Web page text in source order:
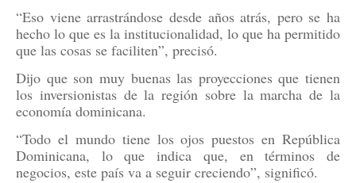
“Eso viene arrastrándose desde años atrás, pero se ha
hecho lo que es la institucionalidad, lo que ha permitido
que las cosas se faciliten”, precisó.
Dijo que son muy buenas las proyecciones que tienen
los inversionistas de la región sobre la marcha de la
economía dominicana.
“Todo el mundo tiene los ojos puestos en República
Dominicana, lo que indica que, en términos de
negocios, este país va a seguir creciendo”, significó.